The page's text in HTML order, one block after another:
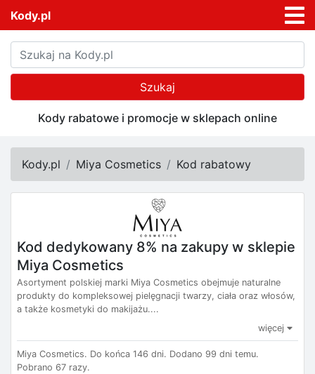
Kody.pl
Szukaj
Kody rabatowe i promocje w sklepach online
Kody.pl Miya Cosmetics Kod rabatowy
Kod dedykowany 8% na zakupy w sklepie
Miya Cosmetics
Asortyment polskiej marki Miya Cosmetics obejmuje naturalne
produkty do kompleksowej pielęgnacji twarzy, ciała oraz włosów,
a także kosmetyki do makijażu....
więcej
Miya Cosmetics. Do końca 146 dni. Dodano 99 dni temu.
Pobrano 67 razy.